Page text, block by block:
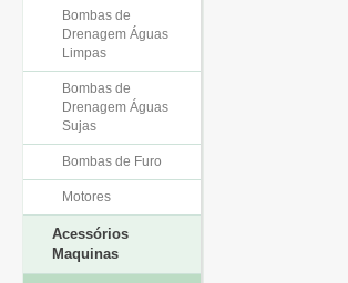
Bombas de
Drenagem Águas
Limpas
Bombas de
Drenagem Águas
Sujas
Bombas de Furo
Motores
Acessórios
Maquinas